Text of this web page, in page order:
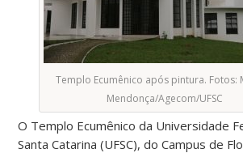
Templo Ecumênico após pintura. Fotos:
Mendonça/Agecom/UFSC
O Templo Ecumênico da Universidade
Santa Catarina (UFSC), do Campus de